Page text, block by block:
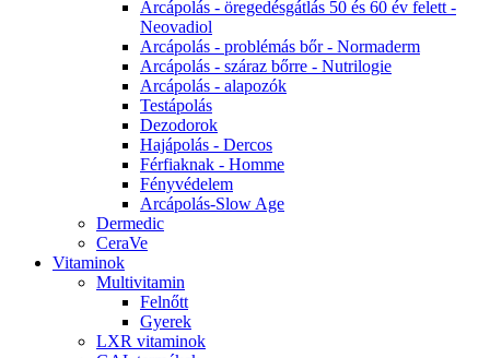
Arcápolás - öregedésgátlás 50 és 60 év felett -
Neovadiol
Arcápolás - problémás bőr - Normaderm
Arcápolás - száraz bőrre - Nutrilogie
Arcápolás - alapozók
Testápolás
Dezodorok
Hajápolás - Dercos
Férfiaknak - Homme
Fényvédelem
Arcápolás-Slow Age
Dermedic
CeraVe
Vitaminok
Multivitamin
Felnőtt
Gyerek
LXR vitaminok